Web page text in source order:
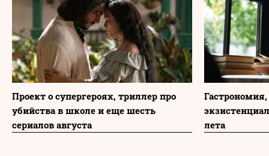
Проект о супергероях, триллер про
убийства в школе и еще шесть
сериалов августа
лета